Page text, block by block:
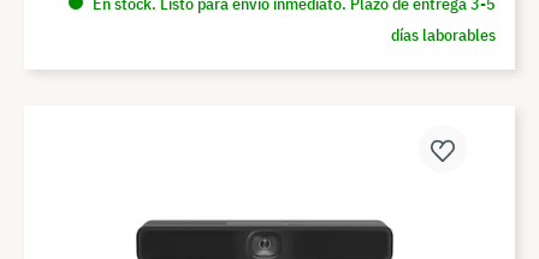
días laborables